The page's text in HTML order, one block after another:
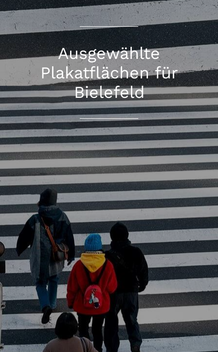
Ausgewählte
Plakatflächen für
Bielefeld